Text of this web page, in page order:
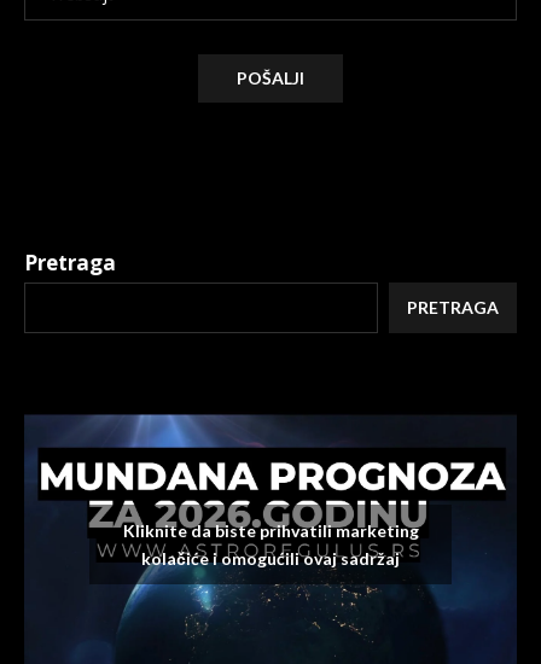
Pretraga
PRETRAGA
Kliknite da biste prihvatili marketing
kolačiće i omogućili ovaj sadržaj